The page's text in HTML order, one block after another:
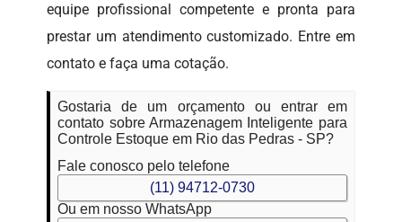
equipe profissional competente e pronta para
prestar um atendimento customizado. Entre em
contato e faça uma cotação.
Gostaria de um orçamento ou entrar em
contato sobre Armazenagem Inteligente para
Controle Estoque em Rio das Pedras - SP?
Fale conosco pelo telefone
(11) 94712-0730
Ou em nosso WhatsApp